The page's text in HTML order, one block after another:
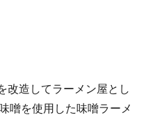
改造してラーメン屋とし
噌を使用した味噌ラーメ